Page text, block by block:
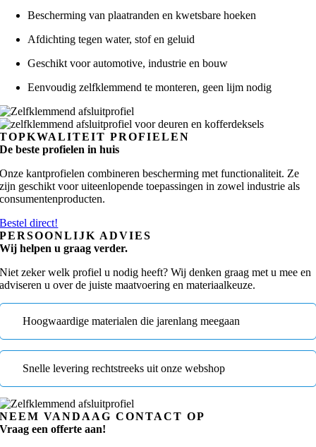
Bescherming van plaatranden en kwetsbare hoeken
Afdichting tegen water, stof en geluid
Geschikt voor automotive, industrie en bouw
Eenvoudig zelfklemmend te monteren, geen lijm nodig
TOPKWALITEIT PROFIELEN
De beste profielen in huis
Onze kantprofielen combineren bescherming met functionaliteit. Ze
zijn geschikt voor uiteenlopende toepassingen in zowel industrie als
consumentenproducten.
Bestel direct!
PERSOONLIJK ADVIES
Wij helpen u graag verder.
Niet zeker welk profiel u nodig heeft? Wij denken graag met u mee en
adviseren u over de juiste maatvoering en materiaalkeuze.
Hoogwaardige materialen die jarenlang meegaan
Snelle levering rechtstreeks uit onze webshop
NEEM VANDAAG CONTACT OP
Vraag een offerte aan!